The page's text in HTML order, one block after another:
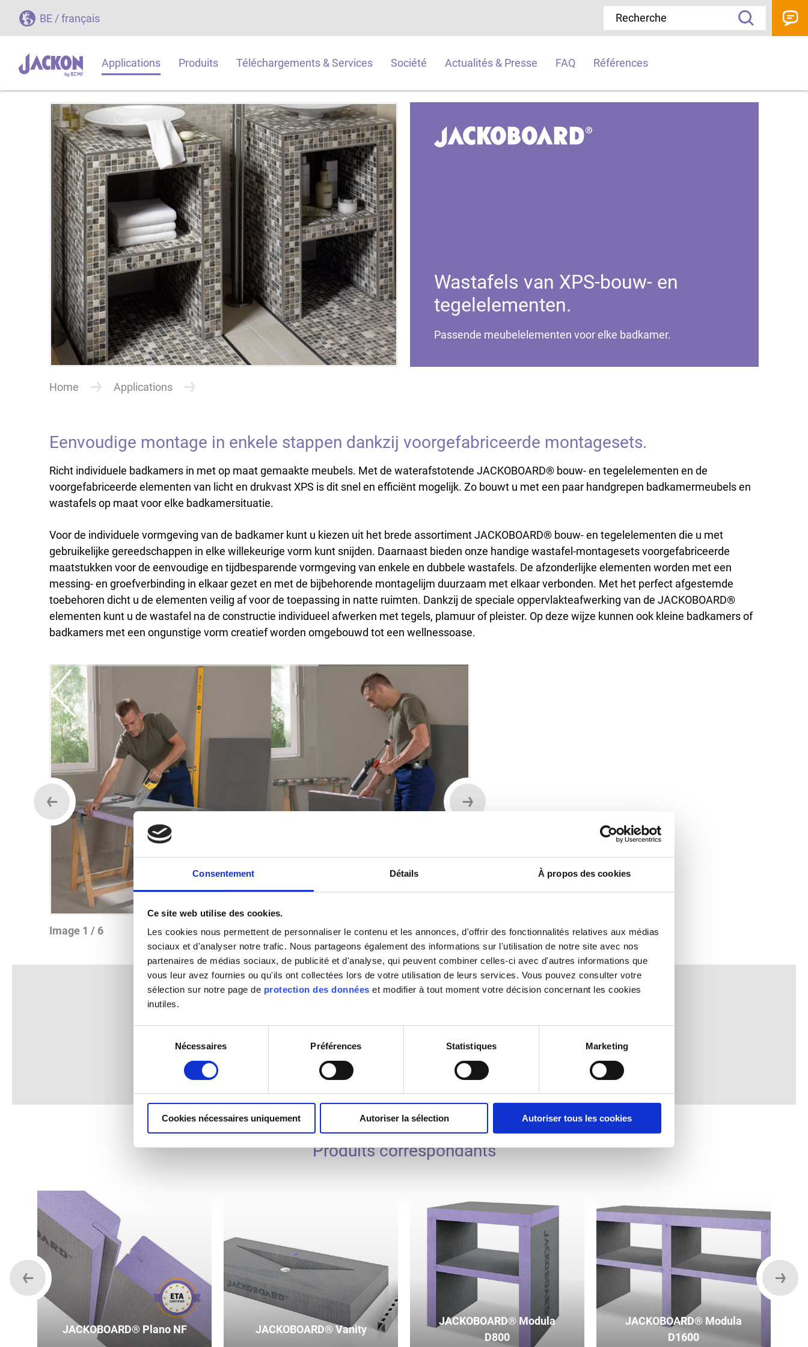
Consentement Détails À propos des cookies
Ce site web utilise des cookies.
Les cookies nous permettent de personnaliser le contenu et les annonces, d'offrir des fonctionnalités relatives aux médias
sociaux et d'analyser notre trafic. Nous partageons également des informations sur l'utilisation de notre site avec nos
partenaires de médias sociaux, de publicité et d'analyse, qui peuvent combiner celles-ci avec d'autres informations que
vous leur avez fournies ou qu'ils ont collectées lors de votre utilisation de leurs services. Vous pouvez consulter votre
sélection sur notre page de protection des données et modifier à tout moment votre décision concernant les cookies
inutiles.
consentement
Nécessaires Préférences Statistiques Marketing
Cookies nécessaires uniquement Autoriser la sélection Autoriser tous les cookies
Applications Produits Téléchargements & Services Société Actualités & Presse FAQ Références
BE / français
Wastafels van XPS-bouw- en
tegelelementen.
Passende meubelelementen voor elke badkamer.
Home Applications
Eenvoudige montage in enkele stappen dankzij voorgefabriceerde montagesets.
Richt individuele badkamers in met op maat gemaakte meubels. Met de waterafstotende JACKOBOARD® bouw- en tegelelementen en de
voorgefabriceerde elementen van licht en drukvast XPS is dit snel en efficiënt mogelijk. Zo bouwt u met een paar handgrepen badkamermeubels en
wastafels op maat voor elke badkamersituatie.
Voor de individuele vormgeving van de badkamer kunt u kiezen uit het brede assortiment JACKOBOARD® bouw- en tegelelementen die u met
gebruikelijke gereedschappen in elke willekeurige vorm kunt snijden. Daarnaast bieden onze handige wastafel-montagesets voorgefabriceerde
maatstukken voor de eenvoudige en tijdbesparende vormgeving van enkele en dubbele wastafels. De afzonderlijke elementen worden met een
messing- en groefverbinding in elkaar gezet en met de bijbehorende montagelijm duurzaam met elkaar verbonden. Met het perfect afgestemde
toebehoren dicht u de elementen veilig af voor de toepassing in natte ruimten. Dankzij de speciale oppervlakteafwerking van de JACKOBOARD®
elementen kunt u de wastafel na de constructie individueel afwerken met tegels, plamuur of pleister. Op deze wijze kunnen ook kleine badkamers of
badkamers met een ongunstige vorm creatief worden omgebouwd tot een wellnessoase.
Image 1 / 6 Image 2 / 6
Afficher les téléchargements
Produits correspondants
JACKOBOARD® Plano NF JACKOBOARD® Vanity
JACKOBOARD® Modula
D800
JACKOBOARD® Modula
D1600